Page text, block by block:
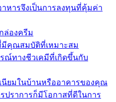
หารจึงเป็นการลงทุนที่คุ้มค่า
ล่องครีม
มีคุณสมบัติที่เหมาะสม
ณ์ทางชีวเคมีที่เกิดขึ้นกับ
นียมในบ้านหรืออาคารของคุณ
ปราการก็มีโอกาสที่ดีในการ